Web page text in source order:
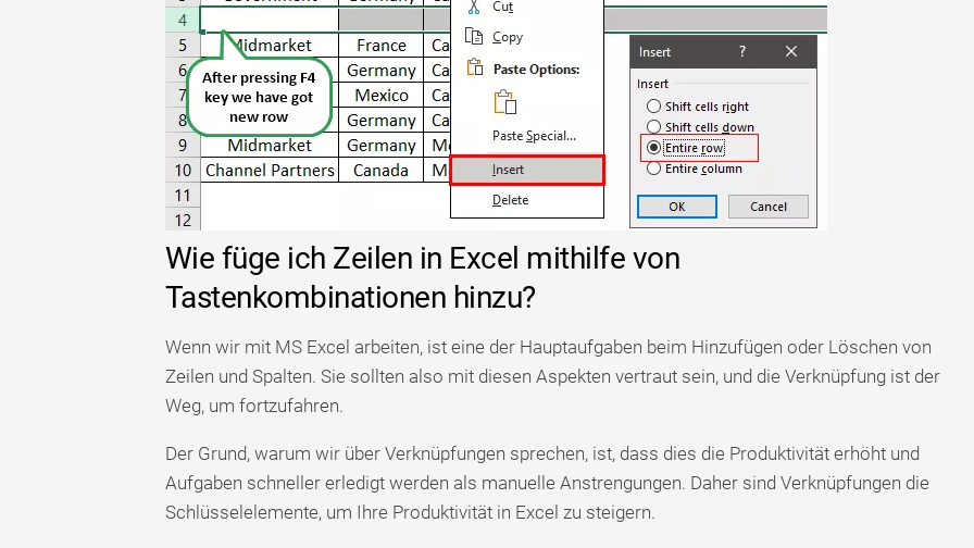
Wie füge ich Zeilen in Excel mithilfe von
Tastenkombinationen hinzu?
Wenn wir mit MS Excel arbeiten, ist eine der Hauptaufgaben beim Hinzufügen oder Löschen von
Zeilen und Spalten. Sie sollten also mit diesen Aspekten vertraut sein, und die Verknüpfung ist der
Weg, um fortzufahren.
Der Grund, warum wir über Verknüpfungen sprechen, ist, dass dies die Produktivität erhöht und
Aufgaben schneller erledigt werden als manuelle Anstrengungen. Daher sind Verknüpfungen die
Schlüsselelemente, um Ihre Produktivität in Excel zu steigern.